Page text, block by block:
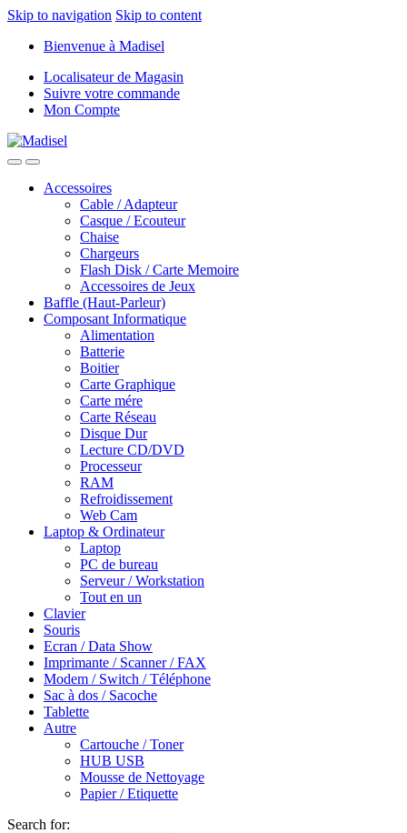
Skip to navigation Skip to content
Bienvenue à Madisel
Localisateur de Magasin
Suivre votre commande
Mon Compte
Accessoires
Cable / Adapteur
Casque / Ecouteur
Chaise
Chargeurs
Flash Disk / Carte Memoire
Accessoires de Jeux
Baffle (Haut-Parleur)
Composant Informatique
Alimentation
Batterie
Boitier
Carte Graphique
Carte mére
Carte Réseau
Disque Dur
Lecture CD/DVD
Processeur
RAM
Refroidissement
Web Cam
Laptop & Ordinateur
Laptop
PC de bureau
Serveur / Workstation
Tout en un
Clavier
Souris
Ecran / Data Show
Imprimante / Scanner / FAX
Modem / Switch / Téléphone
Sac à dos / Sacoche
Tablette
Autre
Cartouche / Toner
HUB USB
Mousse de Nettoyage
Papier / Etiquette
Search for: